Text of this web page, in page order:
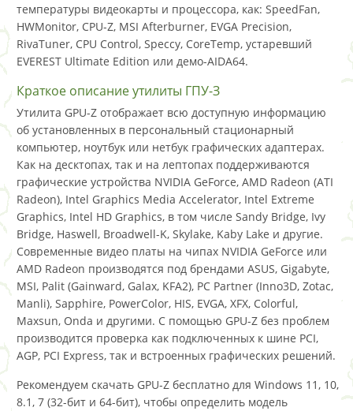
температуры видеокарты и процессора, как: SpeedFan,
HWMonitor, CPU-Z, MSI Afterburner, EVGA Precision,
RivaTuner, CPU Control, Speccy, CoreTemp, устаревший
EVEREST Ultimate Edition или демо-AIDA64.
Краткое описание утилиты ГПУ-З
Утилита GPU-Z отображает всю доступную информацию
об установленных в персональный стационарный
компьютер, ноутбук или нетбук графических адаптерах.
Как на десктопах, так и на лептопах поддерживаются
графические устройства NVIDIA GeForce, AMD Radeon (ATI
Radeon), Intel Graphics Media Accelerator, Intel Extreme
Graphics, Intel HD Graphics, в том числе Sandy Bridge, Ivy
Bridge, Haswell, Broadwell-K, Skylake, Kaby Lake и другие.
Современные видео платы на чипах NVIDIA GeForce или
AMD Radeon производятся под брендами ASUS, Gigabyte,
MSI, Palit (Gainward, Galax, KFA2), PC Partner (Inno3D, Zotac,
Manli), Sapphire, PowerColor, HIS, EVGA, XFX, Colorful,
Maxsun, Onda и другими. С помощью GPU-Z без проблем
производится проверка как подключенных к шине PCI,
AGP, PCI Express, так и встроенных графических решений.
Рекомендуем скачать GPU-Z бесплатно для Windows 11, 10,
8.1, 7 (32-бит и 64-бит), чтобы определить модель